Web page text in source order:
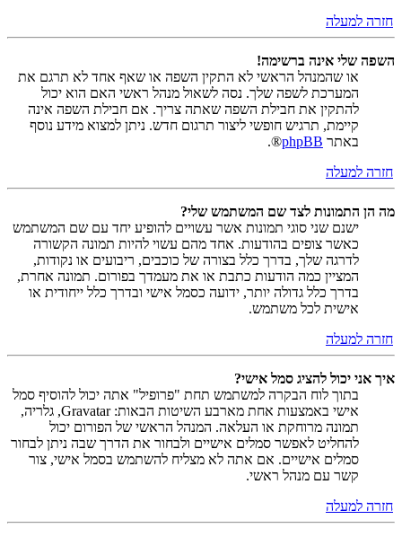
חזרה למעלה
השפה שלי אינה ברשימה!
או שהמנהל הראשי לא התקין השפה או שאף אחד לא תרגם את
המערכת לשפה שלך. נסה לשאול מנהל ראשי האם הוא יכול
להתקין את חבילת השפה שאתה צריך. אם חבילת השפה אינה
קיימת, תרגיש חופשי ליצור תרגום חדש. ניתן למצוא מידע נוסף
באתר phpBB
®.
חזרה למעלה
מה הן התמונות לצד שם המשתמש שלי?
ישנם שני סוגי תמונות אשר עשויים להופיע יחד עם שם המשתמש
כאשר צופים בהודעות. אחד מהם עשוי להיות תמונה הקשורה
לדרגה שלך, בדרך כלל בצורה של כוכבים, ריבועים או נקודות,
המציין כמה הודעות כתבת או את מעמדך בפורום. תמונה אחרת,
בדרך כלל גדולה יותר, ידועה כסמל אישי ובדרך כלל ייחודית או
אישית לכל משתמש.
חזרה למעלה
איך אני יכול להציג סמל אישי?
בתוך לוח הבקרה למשתמש תחת "פרופיל" אתה יכול להוסיף סמל
אישי באמצעות אחת מארבע השיטות הבאות: Gravatar, גלריה,
תמונה מרוחקת או העלאה. המנהל הראשי של הפורום יכול
להחליט לאפשר סמלים אישיים ולבחור את הדרך שבה ניתן לבחור
סמלים אישיים. אם אתה לא מצליח להשתמש בסמל אישי, צור
קשר עם מנהל ראשי.
חזרה למעלה